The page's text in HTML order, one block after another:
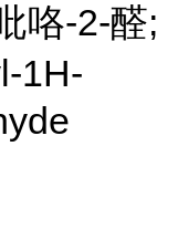
咯-2-醛;
1H-